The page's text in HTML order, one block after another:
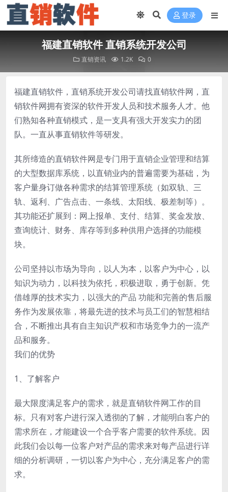
登录
福建直销软件 直销系统开发公司
直销资讯 1.2K 0
福建直销软件，直销系统开发公司请找直销软件网，直
销软件网拥有资深的软件开发人员和技术服务人才。他
们熟知各种直销模式，是一支具有强大开发实力的团
队。一直从事直销软件等研发。
其所缔造的直销软件网是专门用于直销企业管理和结算
的大型数据库系统，以直销业内的普遍需要为基础，为
客户量身订做各种需求的结算管理系统（如双轨、三
轨、返利、广告点击、一条线、太阳线、极差制等）。
其功能还扩展到：网上报单、支付、结算、奖金发放、
查询统计、财务、库存等到多种供用户选择的功能模
块。
公司坚持以市场为导向，以人为本，以客户为中心，以
知识为动力，以科技为依托，积极进取，勇于创新。凭
借雄厚的技术实力，以强大的产品 功能和完善的售后服
务作为发展依靠，将最先进的技术与员工们的智慧相结
合，不断推出具有自主知识产权和市场竞争力的一流产
品和服务。
我们的优势
1、了解客户
最大限度满足客户的需求，就是直销软件网工作的目
标。只有对客户进行深入透彻的了解，才能明白客户的
需求所在，才能建设一个合乎客户需要的软件系统。因
此我们会以每一位客户对产品的需求来对每产品进行详
细的分析调研，一切以客户为中心，充分满足客户的需
求。